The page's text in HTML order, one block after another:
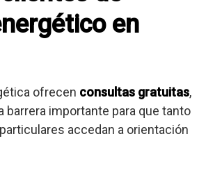
en
ofrecen consultas gratuitas,
barrera importante para que tanto
accedan a orientación